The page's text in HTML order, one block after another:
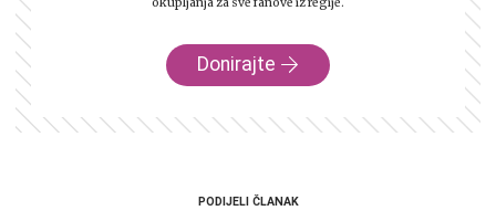
Donirajte
PODIJELI ČLANAK